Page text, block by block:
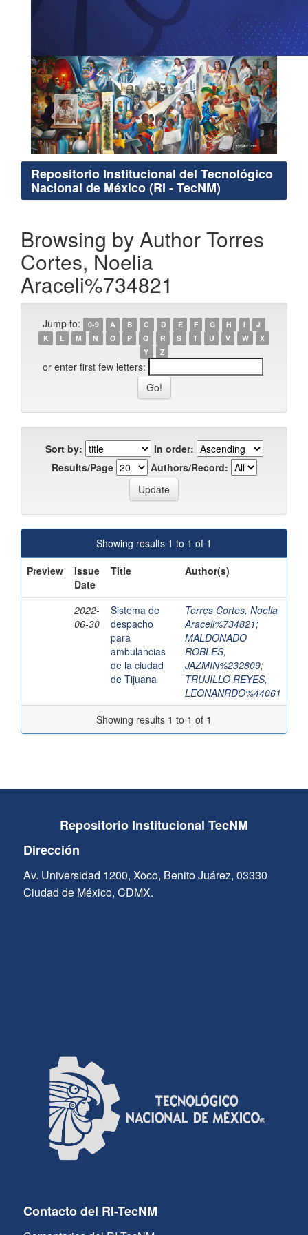
Repositorio Institucional del Tecnológico
Nacional de México (RI - TecNM)
Browsing by Author Torres
Cortes, Noelia
Araceli%734821
Jump to: 0-9 A B C D E F G H I
J
K
L M N O P Q R S T U V W
X
Y
Z
or enter first few letters:
Sort by:
In order:
Results/Page
Authors/Record:
Showing results 1 to 1 of 1
Preview
Issue
Date
Title Author(s)
2022-
06-30
Sistema de
despacho
para
ambulancias
de la ciudad
de Tijuana
Torres Cortes, Noelia
Araceli%734821;
MALDONADO
ROBLES,
JAZMIN%232809;
TRUJILLO REYES,
LEONANRDO%44061
Showing results 1 to 1 of 1
Repositorio Institucional TecNM
Dirección
Av. Universidad 1200, Xoco, Benito Juárez, 03330
Ciudad de México, CDMX.
Contacto del RI-TecNM